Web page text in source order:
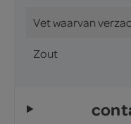
Vet waarvan
Zout